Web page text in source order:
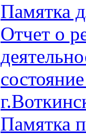
Памятка
Отчет о
Памятка